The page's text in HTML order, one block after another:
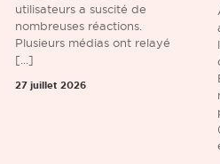
utilisateurs a suscité de
nombreuses réactions.
Plusieurs médias ont relayé
[...]
27 juillet 2026